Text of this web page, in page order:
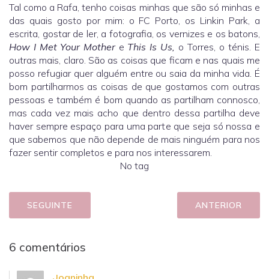
Tal como a Rafa, tenho coisas minhas que são só minhas e
das quais gosto por mim: o FC Porto, os Linkin Park, a
escrita, gostar de ler, a fotografia, os vernizes e os batons,
How I Met Your Mothere This Is Us, o Torres, o ténis. E
outras mais, claro. São as coisas que ficam e nas quais me
posso refugiar quer alguém entre ou saia da minha vida. É
bom partilharmos as coisas de que gostamos com outras
pessoas e também é bom quando as partilham connosco,
mas cada vez mais acho que dentro dessa partilha deve
haver sempre espaço para uma parte que seja só nossa e
que sabemos que não depende de mais ninguém para nos
fazer sentir completos e para nos interessarem.
No tag
SEGUINTE ANTERIOR
6 comentários